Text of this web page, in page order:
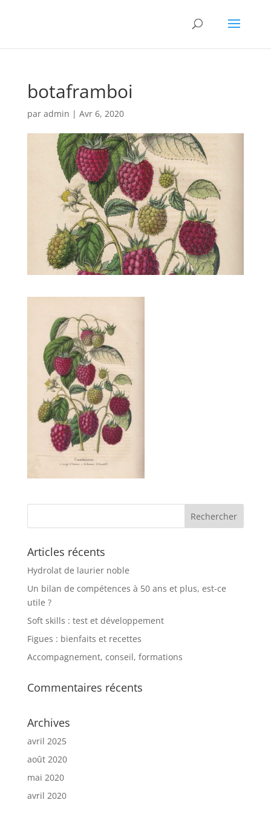
botaframboi
par admin | Avr 6, 2020
Articles récents
Hydrolat de laurier noble
Un bilan de compétences à 50 ans et plus, est-ce
utile ?
Soft skills : test et développement
Figues : bienfaits et recettes
Accompagnement, conseil, formations
Commentaires récents
Archives
avril 2025
août 2020
mai 2020
avril 2020